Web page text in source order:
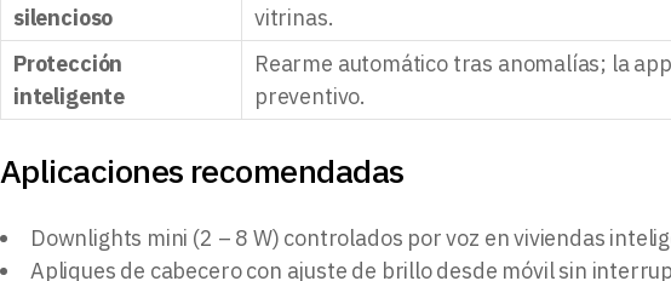
silencioso
vitrinas.
Protección
inteligente
Rearme automático tras anomalías; la
preventivo.
Aplicaciones recomendadas
Downlights mini (2 – 8 W) controlados por voz en viviendas
Apliques de cabecero con ajuste de brillo desde móvil sin